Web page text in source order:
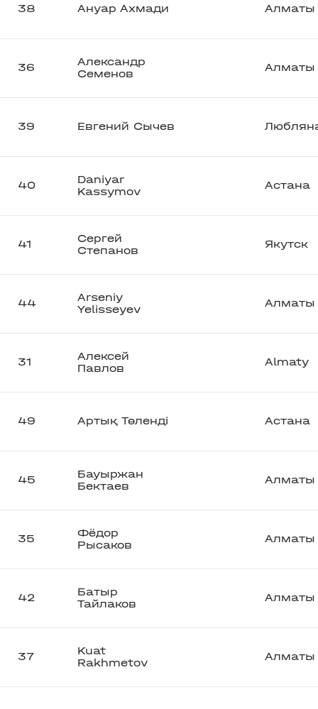
38 Ануар Ахмади Алматы
36
Александр
Семенов
Алматы
39 Евгений Сычев
40
Daniyar
Kassymov
Астана
41
Сергей
Степанов
Якутск
44
Arseniy
Yelisseyev
Алматы
31
Алексей
Павлов
Almaty
49 Артық Төленді Астана
45
Бауыржан
Бектаев
Алматы
35
Фёдор
Рысаков
Алматы
42
Батыр
Тайлаков
Алматы
37
Kuat
Rakhmetov
Алматы